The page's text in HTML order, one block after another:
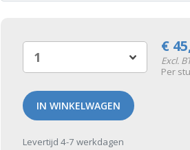
€
Excl.
Per
IN WINKELWAGEN
Levertijd 4-7 werkdagen